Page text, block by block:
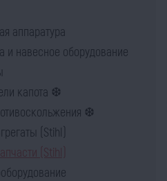
аппаратура
и навесное оборудование
капота ❆
❆
(Stihl)
(Stihl)